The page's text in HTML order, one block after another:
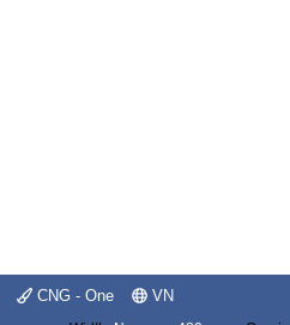
CNG - One VN